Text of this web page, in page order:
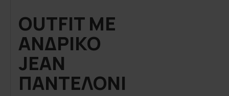
OUTFIT ΜΕ
ΑΝΔΡΙΚΟ
JEAN
ΠΑΝΤΕΛΟΝΙ